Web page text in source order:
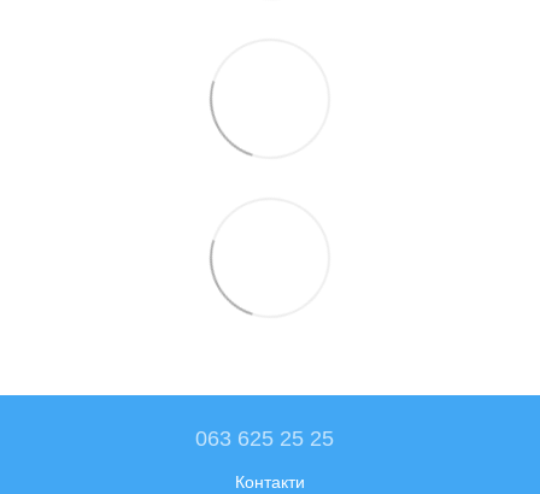
063 625 25 25
Контакти